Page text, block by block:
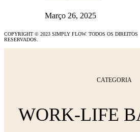
Março 26, 2025
COPYRIGHT © 2023 SIMPLY FLOW. TODOS OS DIREITOS
RESERVADOS.
CATEGORIA
WORK-LIFE